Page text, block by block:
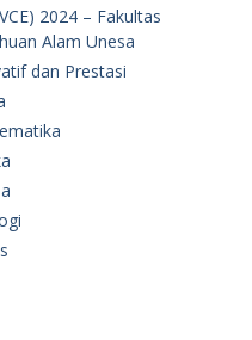
2024 – Fakultas
Alam Unesa
dan Prestasi